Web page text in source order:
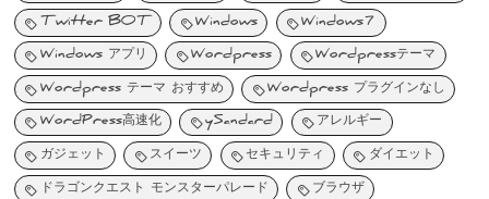
Twitter BOT Windows Windows7
Windows アプリ Wordpress Wordpressテーマ
Wordpress テーマ おすすめ Wordpress プラグインなし
WordPress高速化 ySandard アレルギー
ガジェット スイーツ セキュリティ ダイエット
ドラゴンクエスト モンスターパレード ブラウザ